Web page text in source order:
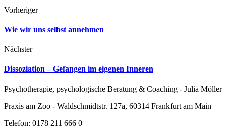
Vorheriger
Wie wir uns selbst annehmen
Nächster
Dissoziation – Gefangen im eigenen Inneren
Psychotherapie, psychologische Beratung & Coaching - Julia Möller
Praxis am Zoo - Waldschmidtstr. 127a, 60314 Frankfurt am Main
Telefon: 0178 211 666 0